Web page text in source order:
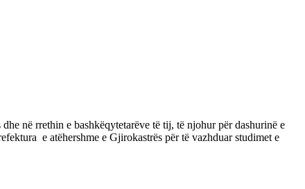
në rrethin e bashkëqytetarëve të tij, të njohur për dashurinë e
e atëhershme e Gjirokastrës për të vazhduar studimet e